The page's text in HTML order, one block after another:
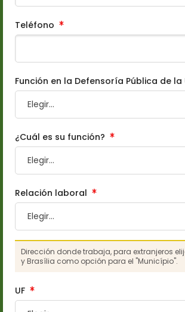
Teléfono
Función en la Defensoría Pública de la
¿Cuál es su función?
Relación laboral
Dirección donde trabaja, para extranjeros
y Brasília como opción para el "Município".
UF